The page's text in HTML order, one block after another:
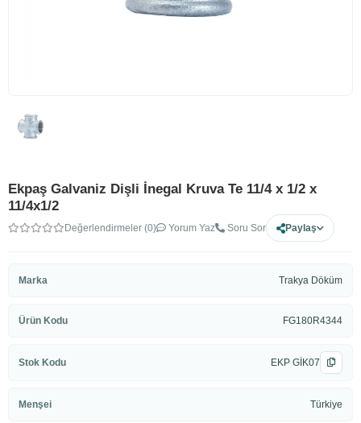
Ekpaş Galvaniz Dişli İnegal Kruva Te 11/4 x 1/2 x
11/4x1/2
Değerlendirmeler (0) Yorum Yaz Soru Sor Paylaş
Marka Trakya Döküm
Ürün Kodu FG180R4344
Stok Kodu EKP GİK07
Menşei Türkiye